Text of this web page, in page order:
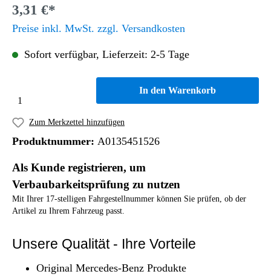
3,31 €*
Preise inkl. MwSt. zzgl. Versandkosten
Sofort verfügbar, Lieferzeit: 2-5 Tage
In den Warenkorb
Zum Merkzettel hinzufügen
Produktnummer: A0135451526
Als Kunde registrieren, um
Verbaubarkeitsprüfung zu nutzen
Mit Ihrer 17-stelligen Fahrgestellnummer können Sie prüfen, ob der
Artikel zu Ihrem Fahrzeug passt.
Unsere Qualität - Ihre Vorteile
Original Mercedes-Benz Produkte